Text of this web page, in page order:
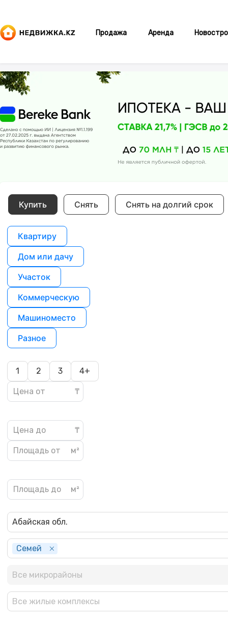
Продажа Аренда
Купить Снять Снять на долгий срок
Квартиру
Дом или дачу
Участок
Коммерческую
Машиноместо
Разное
1 2 3 4+
Абайская обл.
Семей
Все микрорайоны
Все жилые комплексы